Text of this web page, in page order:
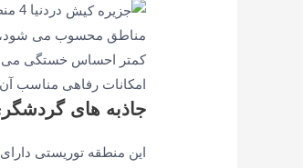
مناطق محسوب می شود،
کمتر احساس خستگی می
امکانات رفاهی مناسب آن
جاذبه های
این منطقه توریستی